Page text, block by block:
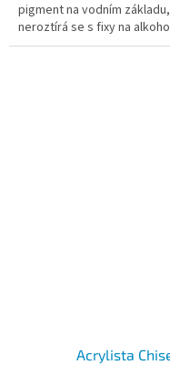
pigment na vodním
neroztírá se s fixy na
Acrylista